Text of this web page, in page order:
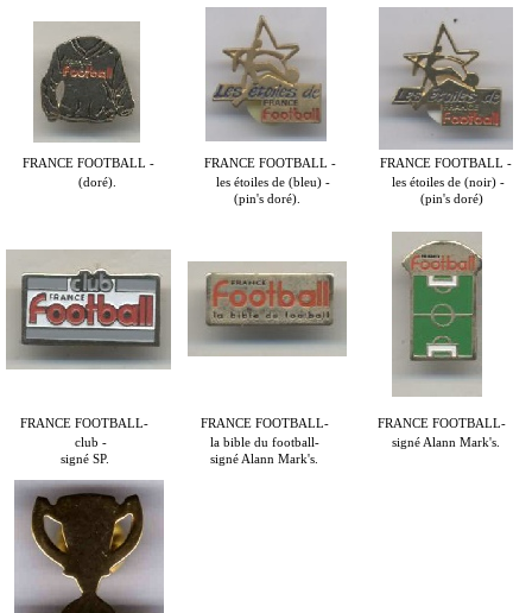
FRANCE FOOTBALL -
(doré).
FRANCE FOOTBALL -
les étoiles de (bleu) -
(pin's doré).
FRANCE FOOTBALL-
club -
signé SP.
FRANCE FOOTBALL-
la bible du football-
signé Alann Mark's.
FRANCE FOOTBALL-
signé Alann Mark's.
FRANCE FOOTBALL -
les étoiles de (noir) -
(pin's doré)